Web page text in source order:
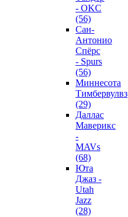
- OKC
(56)
Сан-
Антонио
Спёрс
- Spurs
(56)
Миннесота
Тимбервулвз
(29)
Даллас
Маверикс
-
MAVs
(68)
Юта
Джаз -
Utah
Jazz
(28)